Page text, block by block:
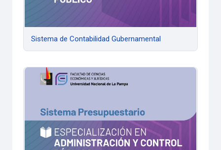
Sistema de Contabilidad Gubernamental
Sistema Presupuestario